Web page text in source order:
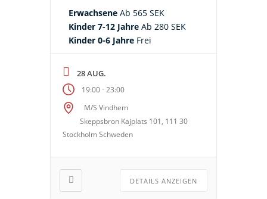
Erwachsene Ab 565 SEK
Kinder 7-12 Jahre Ab 280 SEK
Kinder 0-6 Jahre Frei
28 AUG.
19:00- 23:00
M/S Vindhem
Skeppsbron Kajplats 101, 111 30
Stockholm Schweden
DETAILS ANZEIGEN